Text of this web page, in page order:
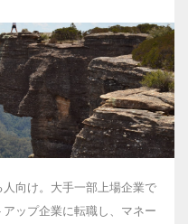
向け。大手一部上場企業で
ップ企業に転職し、マネー